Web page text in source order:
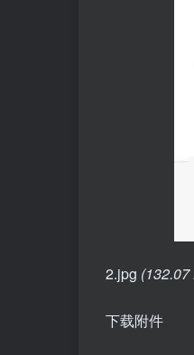
2.jpg
下载附件